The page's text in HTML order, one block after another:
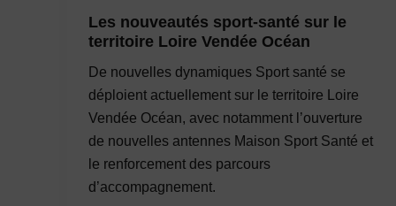
Les nouveautés sport-santé sur le
territoire Loire Vendée Océan
De nouvelles dynamiques Sport santé se
déploient actuellement sur le territoire Loire
Vendée Océan, avec notamment l’ouverture
de nouvelles antennes Maison Sport Santé et
le renforcement des parcours
d’accompagnement.